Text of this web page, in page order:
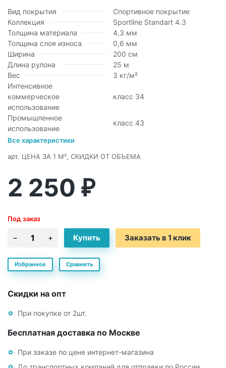
Вид покрытия
Спортивное покрытие
Коллекция
Sportline Standart 4.3
Толщина материала
4,3 мм
Толщина слоя износа
0,6 мм
Ширина
200 см
Длина рулона
25 м
Вес
3 кг/м²
Интенсивное
коммерческое
использование
класс 34
Промышленное
использование
класс 43
Все характеристики
арт. ЦЕНА ЗА 1 М², СКИДКИ ОТ ОБЪЕМА
2 250 ₽
Под заказ
Заказать в 1 клик
Избранное Сравнить
Скидки на опт
При покупке от 2шт.
Бесплатная доставка по Москве
При заказе по цене интернет-магазина